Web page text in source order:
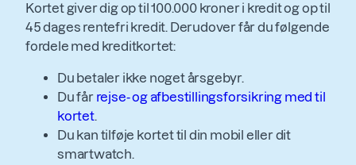
Kortet giver dig op til 100.000 kroner i kredit og op til
45 dages rentefri kredit. Derudover får du følgende
fordele med kreditkortet:
Du betaler ikke noget årsgebyr.
Du får rejse- og afbestillingsforsikring med til
kortet.
Du kan tilføje kortet til din mobil eller dit
smartwatch.